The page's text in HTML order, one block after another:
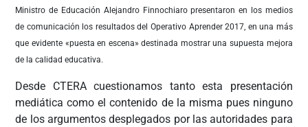
Ministro de Educación Alejandro Finnochiaro presentaron en los medios
de comunicación los resultados del Operativo Aprender 2017, en una más
que evidente «puesta en escena» destinada mostrar una supuesta mejora
de la calidad educativa.
Desde CTERA cuestionamos tanto esta presentación
mediática como el contenido de la misma pues ninguno
de los argumentos desplegados por las autoridades para